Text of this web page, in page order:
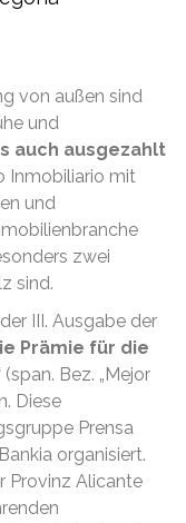
von außen sind
und
auch ausgezahlt
Inmobiliario mit
und
zwei
sind.
III. Ausgabe der
Prämie für die
(span. Bez. „Mejor
Diese
Prensa
organisiert.
Provinz Alicante